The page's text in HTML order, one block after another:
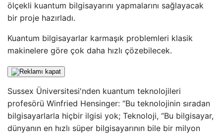
ölçekli kuantum bilgisayarını yapmalarını sağlayacak
bir proje hazırladı.
Kuantum bilgisayarlar karmaşık problemleri klasik
makinelere göre çok daha hızlı çözebilecek.
Sussex Üniversitesi'nden kuantum teknolojileri
profesörü Winfried Hensinger: “Bu teknolojinin sıradan
bilgisayarlarla hiçbir ilgisi yok; Teknoloji, “Bu bilgisayar,
dünyanın en hızlı süper bilgisayarının bile bir milyon